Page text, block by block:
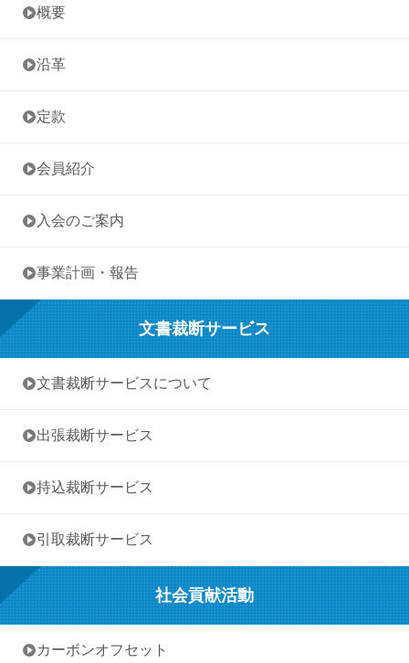
• 概要
• 沿革
• 定款
• 会員紹介
• 入会のご案内
• 事業計画・報告
文書裁断サービス
• 文書裁断サービスについて
• 出張裁断サービス
• 持込裁断サービス
• 引取裁断サービス
社会貢献活動
• カーボンオフセット